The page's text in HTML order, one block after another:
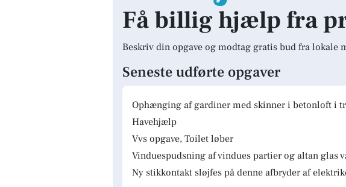
Få billig hjælp fra
Beskriv din opgave og modtag gratis bud fra lokale
Seneste udførte opgaver
Ophænging af gardiner med skinner i betonloft i
Havehjælp
Vvs opgave, Toilet løber
Vinduespudsning af vindues partier og altan glas
Ny stikkontakt sløjfes på denne afbryder af